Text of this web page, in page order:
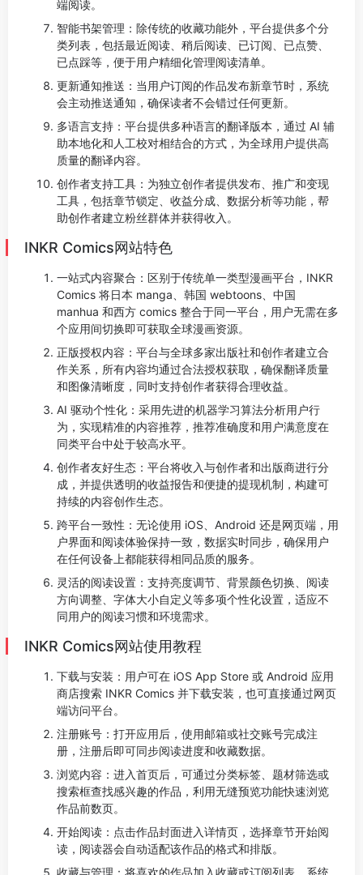
端阅读。
智能书架管理：除传统的收藏功能外，平台提供多个分
类列表，包括最近阅读、稍后阅读、已订阅、已点赞、
已点踩等，便于用户精细化管理阅读清单。
更新通知推送：当用户订阅的作品发布新章节时，系统
会主动推送通知，确保读者不会错过任何更新。
多语言支持：平台提供多种语言的翻译版本，通过 AI 辅
助本地化和人工校对相结合的方式，为全球用户提供高
质量的翻译内容。
创作者支持工具：为独立创作者提供发布、推广和变现
工具，包括章节锁定、收益分成、数据分析等功能，帮
助创作者建立粉丝群体并获得收入。
INKR Comics网站特色
一站式内容聚合：区别于传统单一类型漫画平台，INKR
Comics 将日本 manga、韩国 webtoons、中国
manhua 和西方 comics 整合于同一平台，用户无需在多
个应用间切换即可获取全球漫画资源。
正版授权内容：平台与全球多家出版社和创作者建立合
作关系，所有内容均通过合法授权获取，确保翻译质量
和图像清晰度，同时支持创作者获得合理收益。
AI 驱动个性化：采用先进的机器学习算法分析用户行
为，实现精准的内容推荐，推荐准确度和用户满意度在
同类平台中处于较高水平。
创作者友好生态：平台将收入与创作者和出版商进行分
成，并提供透明的收益报告和便捷的提现机制，构建可
持续的内容创作生态。
跨平台一致性：无论使用 iOS、Android 还是网页端，用
户界面和阅读体验保持一致，数据实时同步，确保用户
在任何设备上都能获得相同品质的服务。
灵活的阅读设置：支持亮度调节、背景颜色切换、阅读
方向调整、字体大小自定义等多项个性化设置，适应不
同用户的阅读习惯和环境需求。
INKR Comics网站使用教程
下载与安装：用户可在 iOS App Store 或 Android 应用
商店搜索 INKR Comics 并下载安装，也可直接通过网页
端访问平台。
注册账号：打开应用后，使用邮箱或社交账号完成注
册，注册后即可同步阅读进度和收藏数据。
浏览内容：进入首页后，可通过分类标签、题材筛选或
搜索框查找感兴趣的作品，利用无缝预览功能快速浏览
作品前数页。
开始阅读：点击作品封面进入详情页，选择章节开始阅
读，阅读器会自动适配该作品的格式和排版。
收藏与管理：将喜欢的作品加入收藏或订阅列表，系统